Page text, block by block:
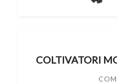
COLTIVATORI